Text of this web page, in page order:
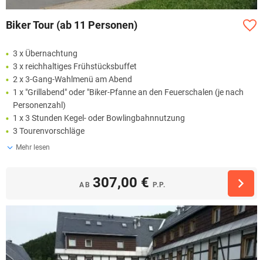
Biker Tour (ab 11 Personen)
3 x Übernachtung
3 x reichhaltiges Frühstücksbuffet
2 x 3-Gang-Wahlmenü am Abend
1 x "Grillabend" oder "Biker-Pfanne an den Feuerschalen (je nach
Personenzahl)
1 x 3 Stunden Kegel- oder Bowlingbahnnutzung
3 Tourenvorschläge
Mehr lesen
AB 307,00 € P.P.